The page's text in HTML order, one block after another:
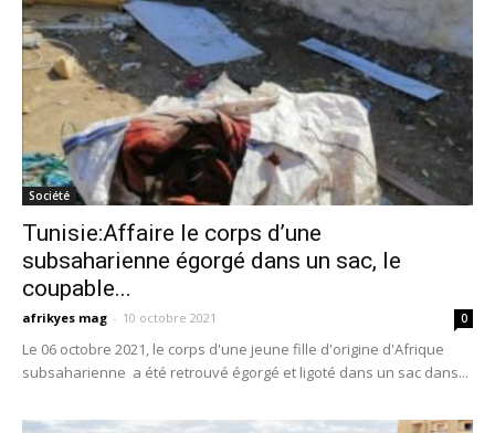
Société
Tunisie:Affaire le corps d’une
subsaharienne égorgé dans un sac, le
coupable...
afrikyes mag - 10 octobre 2021 0
Le 06 octobre 2021, le corps d'une jeune fille d'origine d'Afrique
subsaharienne a été retrouvé égorgé et ligoté dans un sac dans...